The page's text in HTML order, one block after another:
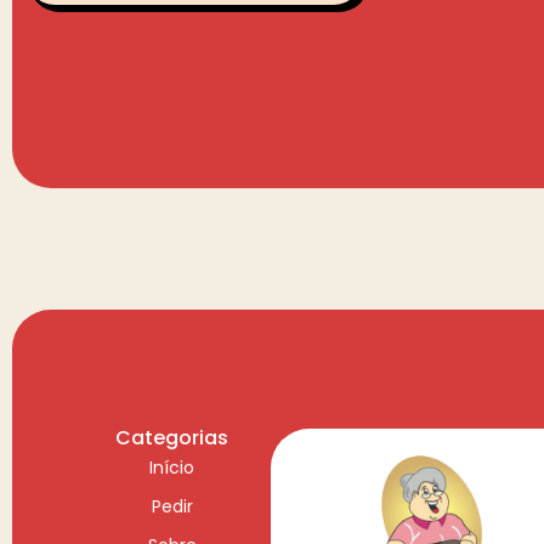
Categorias
Início
Pedir